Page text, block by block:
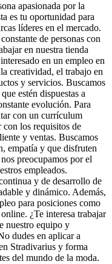
apasionada por la
es tu oportunidad para
líderes en el mercado.
de personas con
en nuestra tienda
en un empleo en
creatividad, el trabajo en
y servicios. Buscamos
estén dispuestas a
evolución. Para
con un currículum
los requisitos de
y ventas. Buscamos
empatía y que disfruten
preocupamos por el
empleados.
y de desarrollo de
y dinámico. Además,
para posiciones como
¿Te interesa trabajar
nuestro equipo y
dudes en aplicar a
Stradivarius y forma
del mundo de la moda.